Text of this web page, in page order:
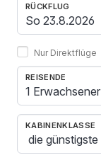
RÜCKFLUG
Nur Direktflüge
REISENDE
1 Erwachsener
KABINENKLASSE